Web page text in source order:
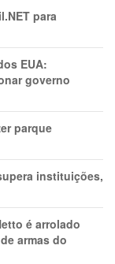
para
EUA:
governo
parque
instituições,
é arrolado
armas do